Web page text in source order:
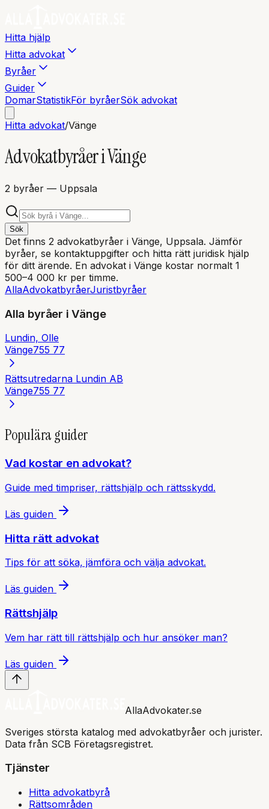
Hitta hjälp
Hitta advokat
Byråer
Guider
DomarStatistikFör byråerSök advokat
Hitta advokat/Vänge
Advokatbyråer iVänge
2 byråer — Uppsala
Sök
Det finns 2 advokatbyråer i Vänge, Uppsala. Jämför
byråer, se kontaktuppgifter och hitta rätt juridisk hjälp
för ditt ärende. En advokat i Vänge kostar normalt 1
500–4 000 kr per timme.
AllaAdvokatbyråerJuristbyråer
Alla byråer iVänge
Lundin, Olle
Vänge755 77
Rättsutredarna Lundin AB
Vänge755 77
Populära guider
Vad kostar en advokat?
Guide med timpriser, rättshjälp och rättsskydd.
Läs guiden
Hitta rätt advokat
Tips för att söka, jämföra och välja advokat.
Läs guiden
Rättshjälp
Vem har rätt till rättshjälp och hur ansöker man?
Läs guiden
AllaAdvokater.se
Sveriges största katalog med advokatbyråer och jurister.
Data från SCB Företagsregistret.
Tjänster
Hitta advokatbyrå
Rättsområden